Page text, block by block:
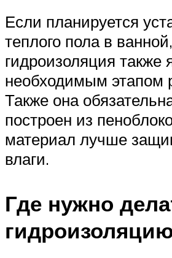
Если планируется
теплого пола в ванной,
гидроизоляция также
необходимым этапом
Также она
построен из
материал лучше
влаги.
Где нужно